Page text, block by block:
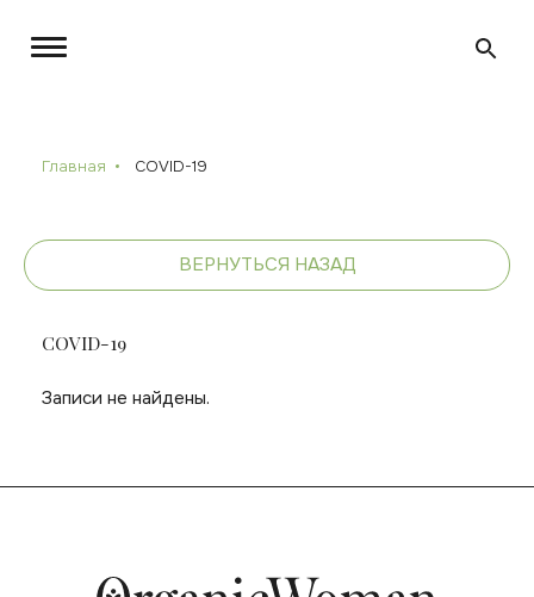
Главная COVID-19
ВЕРНУТЬСЯ НАЗАД
COVID-19
Записи не найдены.